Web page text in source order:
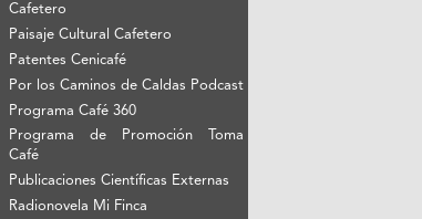
Cafetero
Paisaje Cultural Cafetero
Patentes Cenicafé
Por los Caminos de Caldas Podcast
Programa Café 360
Programa de Promoción Toma
Café
Publicaciones Científicas Externas
Radionovela Mi Finca